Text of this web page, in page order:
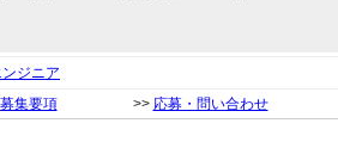
ジニア
募集要項>> 応募・問い合わせ